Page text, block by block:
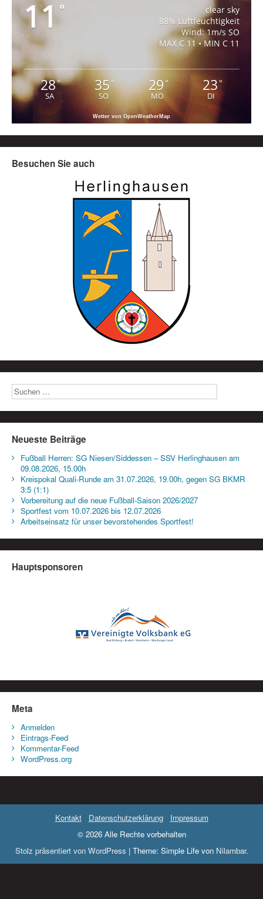
11°
clear sky
88% Luftfeuchtigkeit
Wind: 1m/s SO
MAX C 11 • MIN C 11
28°
SA
35°
SO
29°
MO
23°
DI
Wetter von OpenWeatherMap
Besuchen Sie auch
Neueste Beiträge
Fußball Herren: SG Niesen/Siddessen – SSV Herlinghausen am
09.08.2026, 15.00h
Kreispokal Quali-Runde am 31.07.2026, 19.00h, gegen SG BKMR
3:5 (1:1)
Vorbereitung auf die neue Fußball-Saison 2026/2027
Sportfest vom 10.07.2026 bis 12.07.2026
Arbeitseinsatz für unser bevorstehendes Sportfest!
Hauptsponsoren
Meta
Anmelden
Eintrags-Feed
Kommentar-Feed
WordPress.org
Kontakt Datenschutzerklärung
Impressum
© 2026 Alle Rechte vorbehalten
Stolz präsentiert von WordPress | Theme: Simple Life von Nilambar.